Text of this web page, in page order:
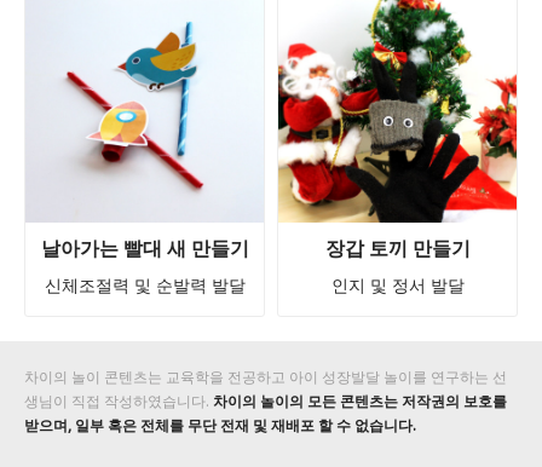
날아가는 빨대 새 만들기
신체조절력 및 순발력 발달
장갑 토끼 만들기
인지 및 정서 발달
차이의 놀이 콘텐츠는 교육학을 전공하고 아이 성장발달 놀이를 연구하는 선
생님이 직접 작성하였습니다. 차이의 놀이의 모든 콘텐츠는 저작권의 보호를
받으며, 일부 혹은 전체를 무단 전재 및 재배포 할 수 없습니다.